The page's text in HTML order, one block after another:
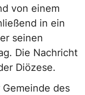
von einem
in ein
seinen
Die Nachricht
Diözese.
des